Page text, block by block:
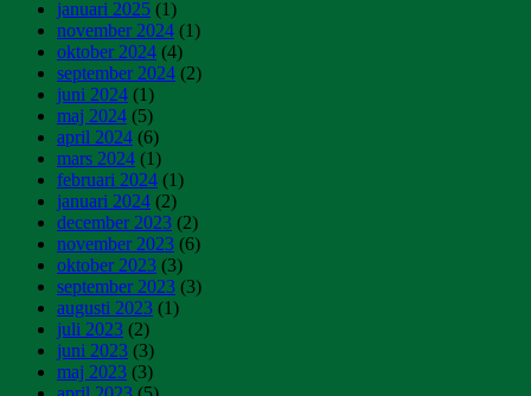
januari 2025 (1)
november 2024 (1)
oktober 2024 (4)
september 2024 (2)
juni 2024 (1)
maj 2024 (5)
april 2024 (6)
mars 2024 (1)
februari 2024 (1)
januari 2024 (2)
december 2023 (2)
november 2023 (6)
oktober 2023 (3)
september 2023 (3)
augusti 2023 (1)
juli 2023 (2)
juni 2023 (3)
maj 2023 (3)